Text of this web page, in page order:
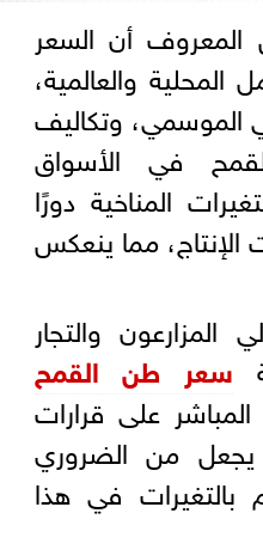
أن السعر
المحلية والعالمية،
الموسمي، وتكاليف
في الأسواق
المناخية دورًا
مما ينعكس
والتجار
سعر طن القمح
المباشر على قرارات
يجعل من الضروري
بالتغيرات في هذا